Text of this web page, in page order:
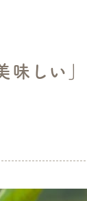
味しい」